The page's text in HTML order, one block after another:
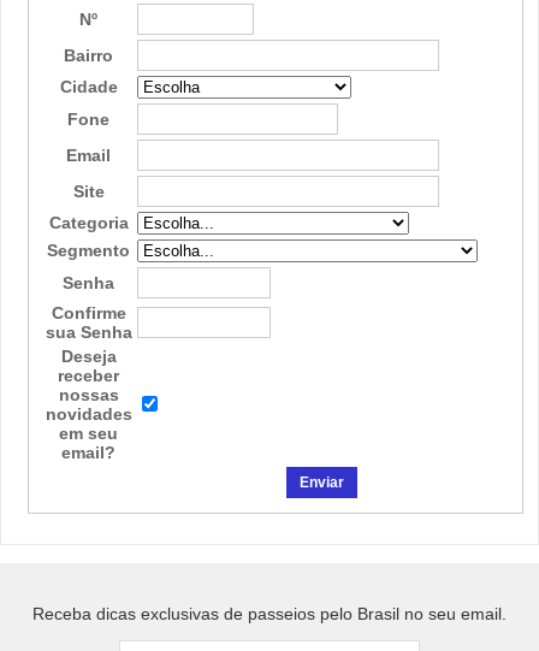
Nº
Bairro
Cidade
Fone
Email
Site
Categoria
Segmento
Senha
Confirme
sua Senha
Deseja
receber
nossas
novidades
em seu
email?
Receba dicas exclusivas de passeios pelo Brasil no seu email.